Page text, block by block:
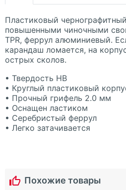
Пластиковый
повышенными чиночными
TPR, феррул алюминиевый.
карандаш ломается, на
острых сколов.
• Твердость HB
• Круглый пластиковый
• Прочный грифель 2.0 мм
• Оснащен ластиком
• Серебристый феррул
• Легко затачивается
Похожие товары